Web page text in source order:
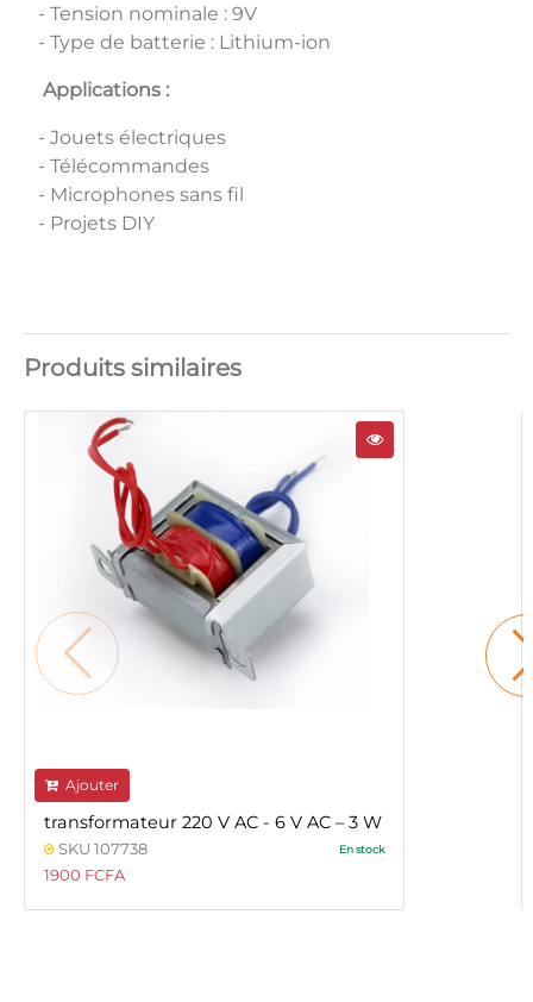
- Tension nominale : 9V
- Type de batterie : Lithium-ion
Applications :
- Jouets électriques
- Télécommandes
- Microphones sans fil
- Projets DIY
Produits similaires
Ajouter
transformateur 220 V AC - 6 V AC – 3 W
SKU 107738 En stock
1900 FCFA